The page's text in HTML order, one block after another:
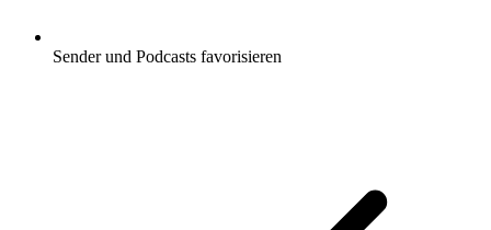
Sender und Podcasts favorisieren